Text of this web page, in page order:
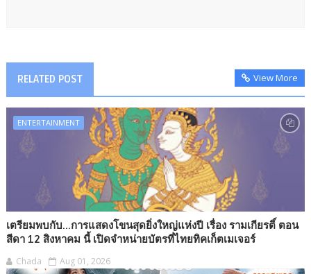
RELATED POST View More
ENTERTAINMENT
เตรียมพบกับ...การแสดงโขนสุดยิ่งใหญ่แห่งปี เรื่อง รามเกียรติ์ ตอน
สีดา 12 สิงหาคม นี้ เปิดจำหน่ายบัตรที่ไทยทิคเก็ตเมเจอร์
Chada Aug 01, 2026